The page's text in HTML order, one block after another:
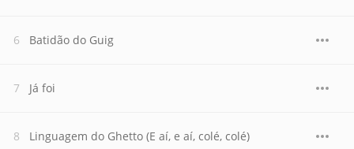
Batidão do Guig
Já foi
Linguagem do Ghetto (E aí, e aí, colé, colé)